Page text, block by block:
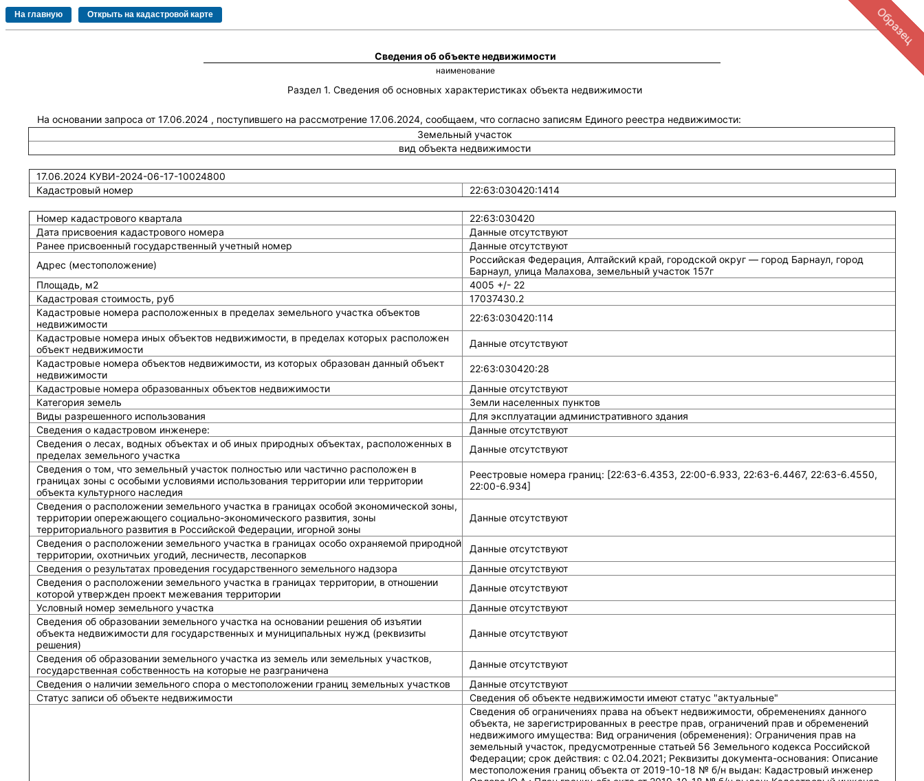
Сведения об объекте недвижимости
наименование
Раздел 1. Сведения об основных характеристиках объекта недвижимости
На основании запроса от 17.06.2024 , поступившего на рассмотрение 17.06.2024, сообщаем, что согласно записям Единого реестра недвижимости:
Земельный участок
вид объекта недвижимости
17.06.2024 КУВИ-2024-06-17-10024800
Кадастровый номер
22:63:030420:1414
Номер кадастрового квартала
22:63:030420
Дата присвоения кадастрового номера
Данные отсутствуют
Ранее присвоенный государственный учетный номер
Данные отсутствуют
Адрес (местоположение)
Российская Федерация, Алтайский край, городской округ — город Барнаул, город
Барнаул, улица Малахова, земельный участок 157г
Площадь, м2
4005 +/- 22
Кадастровая стоимость, руб
17037430.2
Кадастровые номера расположенных в пределах земельного участка объектов
недвижимости
22:63:030420:114
Кадастровые номера иных объектов недвижимости, в пределах которых расположен
объект недвижимости
Данные отсутствуют
Кадастровые номера объектов недвижимости, из которых образован данный объект
недвижимости
22:63:030420:28
Кадастровые номера образованных объектов недвижимости
Данные отсутствуют
Категория земель
Земли населенных пунктов
Виды разрешенного использования
Для эксплуатации административного здания
Сведения о кадастровом инженере:
Данные отсутствуют
Cведения о лесах, водных объектах и об иных природных объектах, расположенных в
пределах земельного участка
Данные отсутствуют
Сведения о том, что земельный участок полностью или частично расположен в
границах зоны с особыми условиями использования территории или территории
объекта культурного наследия
Реестровые номера границ: [22:63-6.4353, 22:00-6.933, 22:63-6.4467, 22:63-6.4550,
22:00-6.934]
Сведения о расположении земельного участка в границах особой экономической зоны,
территории опережающего социально-экономического развития, зоны
территориального развития в Российской Федерации, игорной зоны
Данные отсутствуют
Сведения о расположении земельного участка в границах особо охраняемой природной
территории, охотничьих угодий, лесничеств, лесопарков
Данные отсутствуют
Сведения о результатах проведения государственного земельного надзора
Данные отсутствуют
Сведения о расположении земельного участка в границах территории, в отношении
которой утвержден проект межевания территории
Данные отсутствуют
Условный номер земельного участка
Данные отсутствуют
Сведения об образовании земельного участка на основании решения об изъятии
объекта недвижимости для государственных и муниципальных нужд (реквизиты
решения)
Данные отсутствуют
Сведения об образовании земельного участка из земель или земельных участков,
государственная собственность на которые не разграничена
Данные отсутствуют
Сведения о наличии земельного спора о местоположении границ земельных участков
Данные отсутствуют
Статус записи об объекте недвижимости
Сведения об объекте недвижимости имеют статус "актуальные"
Сведения об ограничениях права на объект недвижимости, обременениях данного
объекта, не зарегистрированных в реестре прав, ограничений прав и обременений
недвижимого имущества: Вид ограничения (обременения): Ограничения прав на
земельный участок, предусмотренные статьей 56 Земельного кодекса Российской
Федерации; срок действия: c 02.04.2021; Реквизиты документа-основания: Описание
местоположения границ объекта от 2019-10-18 № б/н выдан: Кадастровый инженер
Образец